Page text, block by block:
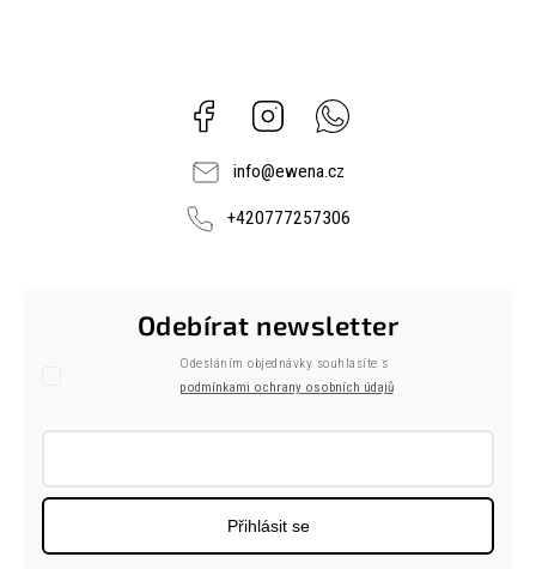
Facebook Instagram
info@ewena.cz
+420777257306
Odebírat newsletter
Odesláním objednávky souhlasíte s
podmínkami ochrany osobních údajů
Přihlásit se